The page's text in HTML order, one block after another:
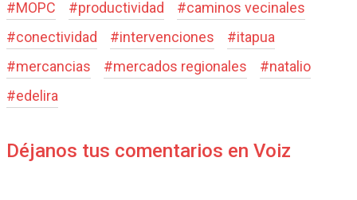
#MOPC #productividad #caminos vecinales
#conectividad #intervenciones #itapua
#mercancias #mercados regionales #natalio
#edelira
Déjanos tus comentarios en Voiz